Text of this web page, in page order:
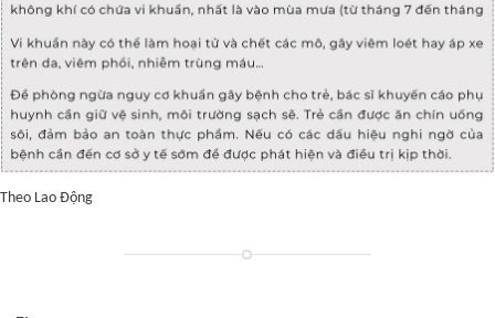
Theo Lao Động